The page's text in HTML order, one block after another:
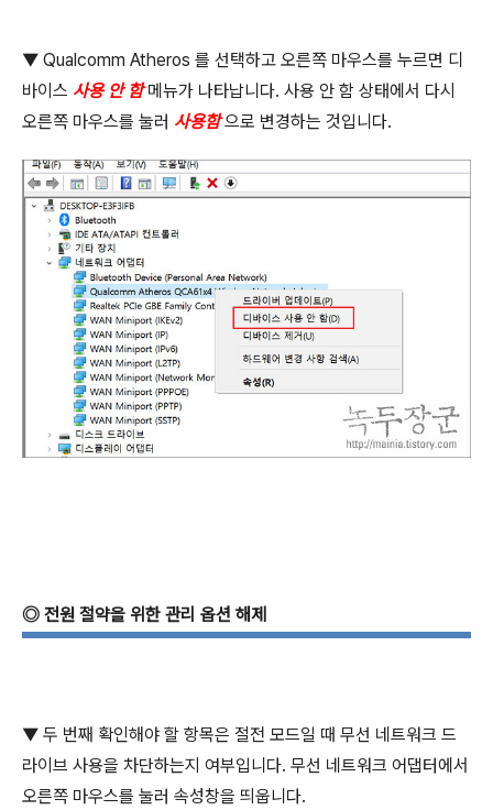
▼ Qualcomm Atheros 를 선택하고 오른쪽 마우스를 누르면 디
바이스 사용 안 함 메뉴가 나타납니다. 사용 안 함 상태에서 다시
오른쪽 마우스를 눌러 사용함 으로 변경하는 것입니다.
◎ 전원 절약을 위한 관리 옵션 해제
▼ 두 번째 확인해야 할 항목은 절전 모드일 때 무선 네트워크 드
라이브 사용을 차단하는지 여부입니다. 무선 네트워크 어댑터에서
오른쪽 마우스를 눌러 속성창을 띄웁니다.